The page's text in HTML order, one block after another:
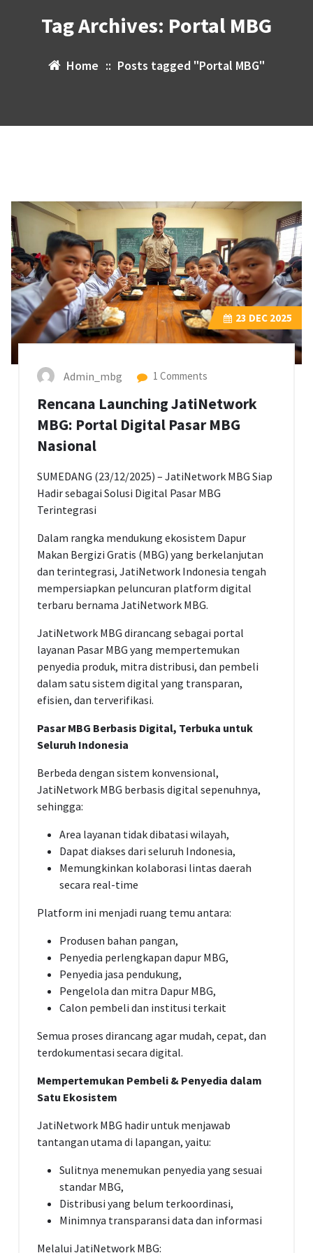
Tag Archives: Portal MBG
Home :: Posts tagged "Portal MBG"
23 DEC 2025
Admin_mbg 1 Comments
Rencana Launching JatiNetwork
MBG: Portal Digital Pasar MBG
Nasional
SUMEDANG (23/12/2025) – JatiNetwork MBG Siap
Hadir sebagai Solusi Digital Pasar MBG
Terintegrasi
Dalam rangka mendukung ekosistem Dapur
Makan Bergizi Gratis (MBG) yang berkelanjutan
dan terintegrasi, JatiNetwork Indonesia tengah
mempersiapkan peluncuran platform digital
terbaru bernama JatiNetwork MBG.
JatiNetwork MBG dirancang sebagai portal
layanan Pasar MBG yang mempertemukan
penyedia produk, mitra distribusi, dan pembeli
dalam satu sistem digital yang transparan,
efisien, dan terverifikasi.
Pasar MBG Berbasis Digital, Terbuka untuk
Seluruh Indonesia
Berbeda dengan sistem konvensional,
JatiNetwork MBG berbasis digital sepenuhnya,
sehingga:
Area layanan tidak dibatasi wilayah,
Dapat diakses dari seluruh Indonesia,
Memungkinkan kolaborasi lintas daerah
secara real-time
Platform ini menjadi ruang temu antara:
Produsen bahan pangan,
Penyedia perlengkapan dapur MBG,
Penyedia jasa pendukung,
Pengelola dan mitra Dapur MBG,
Calon pembeli dan institusi terkait
Semua proses dirancang agar mudah, cepat, dan
terdokumentasi secara digital.
Mempertemukan Pembeli & Penyedia dalam
Satu Ekosistem
JatiNetwork MBG hadir untuk menjawab
tantangan utama di lapangan, yaitu:
Sulitnya menemukan penyedia yang sesuai
standar MBG,
Distribusi yang belum terkoordinasi,
Minimnya transparansi data dan informasi
Melalui JatiNetwork MBG: